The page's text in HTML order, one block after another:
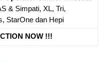
& Simpati, XL, Tri,
StarOne dan Hepi
NOW !!!